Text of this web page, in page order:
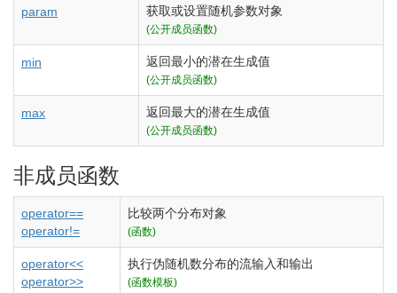
param 获取或设置随机参数对象
(公开成员函数)
min 返回最小的潜在生成值
(公开成员函数)
max 返回最大的潜在生成值
(公开成员函数)
非成员函数
operator==
operator!=
比较两个分布对象
(函数)
operator<<
operator>>
执行伪随机数分布的流输入和输出
(函数模板)